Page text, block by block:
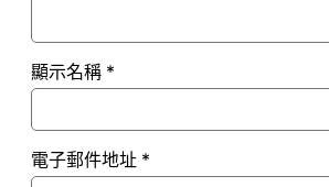
顯示名稱 *
電子郵件地址 *